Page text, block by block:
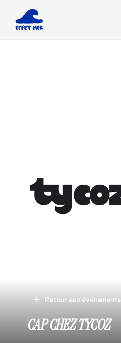
Retour aux événements
CAP CHEZ TYCOZ